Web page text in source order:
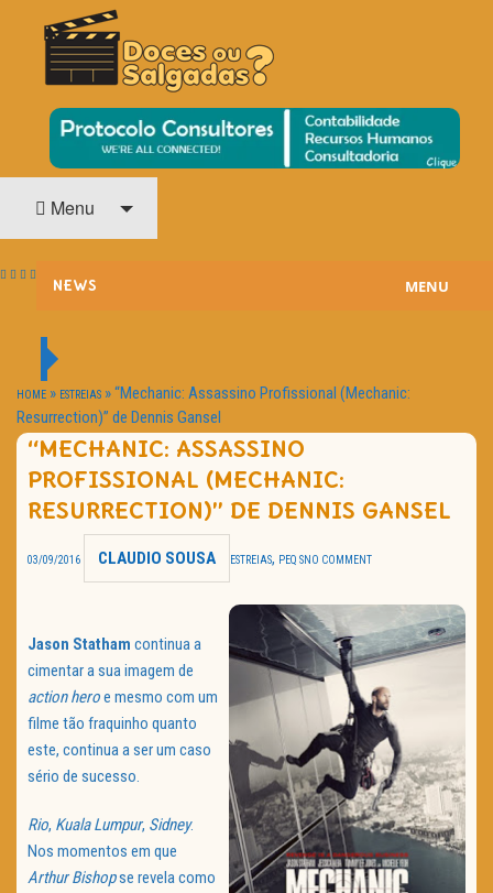
DOCES OU SALGADAS?
O Cinema? Uma Paixão!!
Menu
NEWS
PASSATEMPOS
HOME CINEMA
NOTA PESSOAL
MENU
HOME » ESTREIAS »“Mechanic: Assassino Profissional (Mechanic:
Resurrection)” de Dennis Gansel
“MECHANIC: ASSASSINO
PROFISSIONAL (MECHANIC:
RESURRECTION)” DE DENNIS GANSEL
03/09/2016 CLAUDIO SOUSA ESTREIAS, PEQ SNO COMMENT
Jason Statham continua a
cimentar a sua imagem de
action heroe mesmo com um
filme tão fraquinho quanto
este, continua a ser um caso
sério de sucesso.
Rio, Kuala Lumpur, Sidney.
Nos momentos em que
Arthur Bishopse revela como